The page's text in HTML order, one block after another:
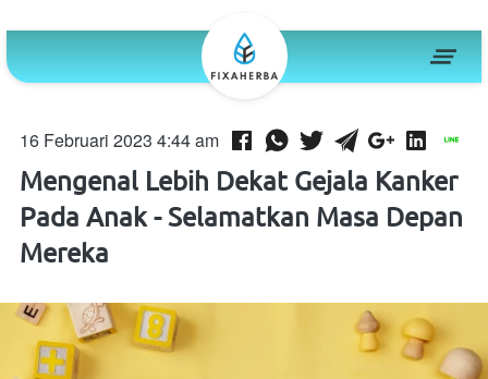
16 Februari 2023 4:44 am
Mengenal Lebih Dekat Gejala Kanker
Pada Anak - Selamatkan Masa Depan
Mereka